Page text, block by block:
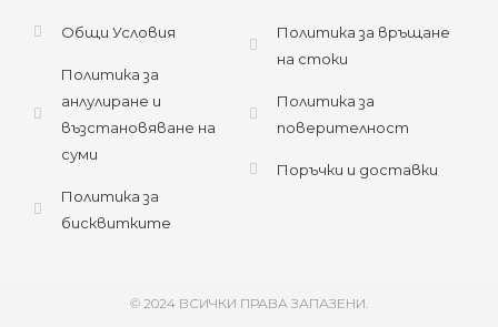
Общи Условия
Политика за
анлулиране и
възстановяване на
суми
Политика за
бисквитките
Политика за връщане
на стоки
Политика за
поверителност
Поръчки и доставки
© 2024 ВСИЧКИ ПРАВА ЗАПАЗЕНИ.